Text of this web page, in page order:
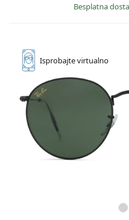
Besplatna
Isprobajtevirtualno